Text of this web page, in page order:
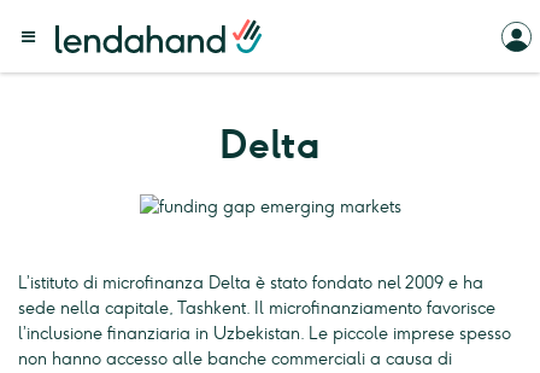
Delta
L’istituto di microfinanza Delta è stato fondato nel 2009 e ha
sede nella capitale, Tashkent. Il microfinanziamento favorisce
l’inclusione finanziaria in Uzbekistan. Le piccole imprese spesso
non hanno accesso alle banche commerciali a causa di